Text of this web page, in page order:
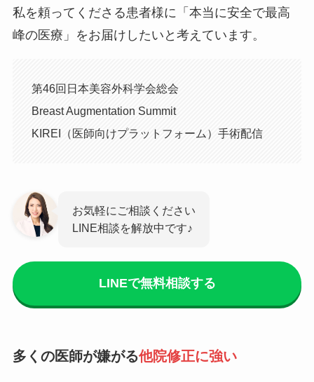
私を頼ってくださる患者様に「本当に安全で最高
峰の医療」をお届けしたいと考えています。
第46回日本美容外科学会総会
Breast Augmentation Summit
KIREI（医師向けプラットフォーム）手術配信
お気軽にご相談ください
LINE相談を解放中です♪
LINEで無料相談する
多くの医師が嫌がる他院修正に強い